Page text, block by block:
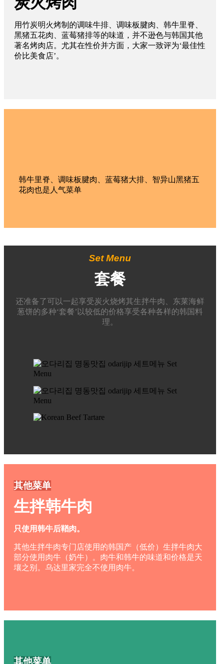
用竹炭明火烤制的调味牛排、调味板腱肉、韩牛里脊、
黑猪五花肉、蓝莓猪排等的味道，并不逊色与韩国其他
著名烤肉店。尤其在性价并方面，大家一致评为‘最佳性
价比美食店’。
韩牛里脊、调味板腱肉、蓝莓猪大排、智异山黑猪五
花肉也是人气菜单
Set Menu
套餐
还准备了可以一起享受炭火烧烤其生拌牛肉、东莱海鲜
葱饼的多种‘套餐’以较低的价格享受各种各样的韩国料
理。
其他菜单
生拌韩牛肉
只使用韩牛后鞧肉。
其他生拌牛肉专门店使用的韩国产（低价）生拌牛肉大
部分使用肉牛（奶牛）。肉牛和韩牛的味道和价格是天
壤之别。乌达里家完全不使用肉牛。
其他菜单